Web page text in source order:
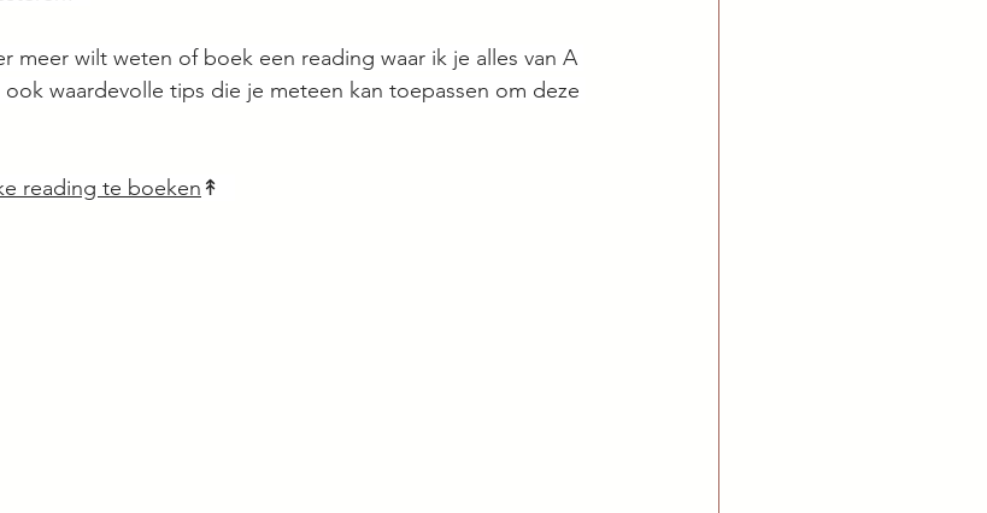
meer wilt weten of boek een reading waar ik je alles van A
waardevolle tips die je meteen kan toepassen om deze
reading te boeken ↟⠀